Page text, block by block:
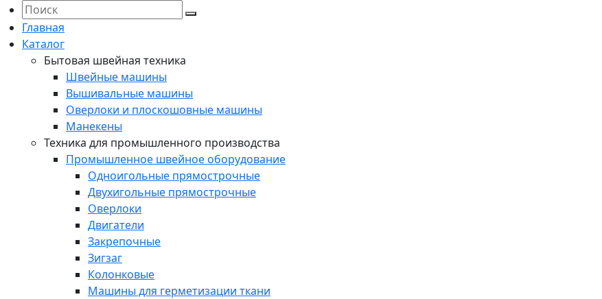
Главная
Каталог
Бытовая швейная техника
Швейные машины
Вышивальные машины
Оверлоки и плоскошовные машины
Манекены
Техника для промышленного производства
Промышленное швейное оборудование
Одноигольные прямострочные
Двухигольные прямострочные
Оверлоки
Двигатели
Закрепочные
Зигзаг
Колонковые
Машины для герметизации ткани